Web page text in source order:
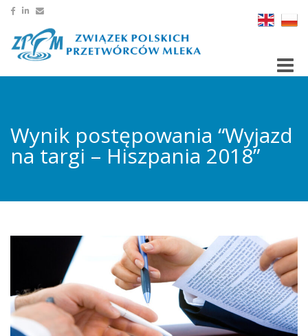
Wynik postępowania “Wyjazd
na targi – Hiszpania 2018”